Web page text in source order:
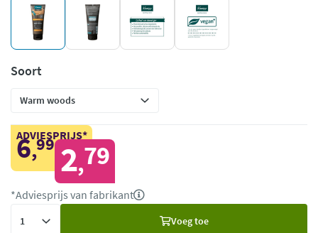
Soort
ADVIESPRIJS*
6,99 2,79
*Adviesprijs van fabrikant
Voeg toe